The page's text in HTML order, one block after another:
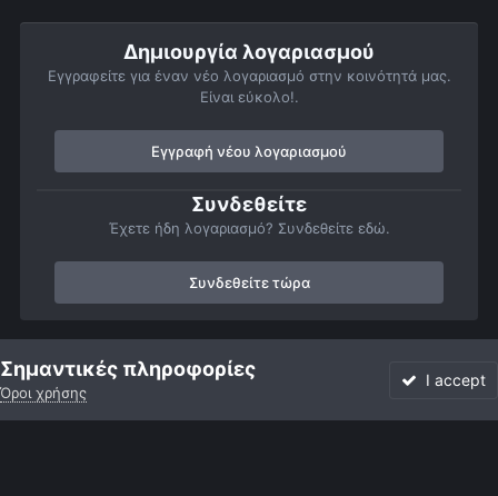
Δημιουργία λογαριασμού
Εγγραφείτε για έναν νέο λογαριασμό στην κοινότητά μας.
Είναι εύκολο!.
Εγγραφή νέου λογαριασμού
Συνδεθείτε
Έχετε ήδη λογαριασμό? Συνδεθείτε εδώ.
Συνδεθείτε τώρα
Αρχή Αστροφωτογραφίες Πλανήτες
Σημαντικές πληροφορίες
Όροι χρήσης
I accept
Forum